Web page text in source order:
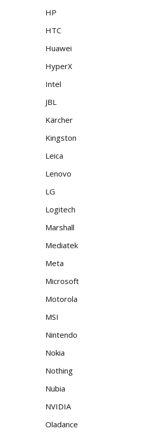
HP
HTC
Huawei
HyperX
Intel
JBL
Kärcher
Kingston
Leica
Lenovo
LG
Logitech
Marshall
Mediatek
Meta
Microsoft
Motorola
MSI
Nintendo
Nokia
Nothing
Nubia
NVIDIA
Oladance